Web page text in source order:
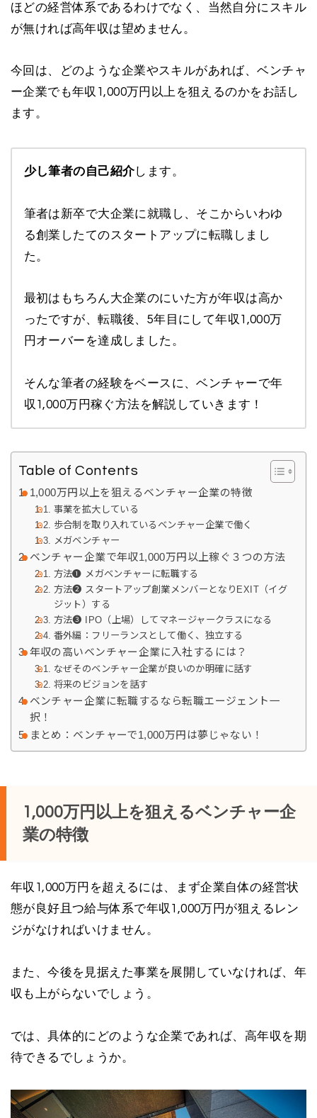
ほどの経営体系であるわけでなく、当然自分にスキル
が無ければ高年収は望めません。
今回は、どのような企業やスキルがあれば、ベンチャ
ー企業でも年収1,000万円以上を狙えるのかをお話し
ます。
少し筆者の自己紹介します。
筆者は新卒で大企業に就職し、そこからいわゆ
る創業したてのスタートアップに転職しまし
た。
最初はもちろん大企業のにいた方が年収は高か
ったですが、転職後、5年目にして年収1,000万
円オーバーを達成しました。
そんな筆者の経験をベースに、ベンチャーで年
収1,000万円稼ぐ方法を解説していきます！
Table of Contents
1,000万円以上を狙えるベンチャー企業の特徴
事業を拡大している
歩合制を取り入れているベンチャー企業で働く
メガベンチャー
ベンチャー企業で年収1,000万円以上稼ぐ３つの方法
方法❶ メガベンチャーに転職する
方法❷ スタートアップ創業メンバーとなりEXIT（イグ
ジット）する
方法❸ IPO（上場）してマネージャークラスになる
番外編：フリーランスとして働く、独立する
年収の高いベンチャー企業に入社するには？
なぜそのベンチャー企業が良いのか明確に話す
将来のビジョンを話す
ベンチャー企業に転職するなら転職エージェント一
択！
まとめ：ベンチャーで1,000万円は夢じゃない！
1,000万円以上を狙えるベンチャー企
業の特徴
年収1,000万円を超えるには、まず企業自体の経営状
態が良好且つ給与体系で年収1,000万円が狙えるレン
ジがなければいけません。
また、今後を見据えた事業を展開していなければ、年
収も上がらないでしょう。
では、具体的にどのような企業であれば、高年収を期
待できるでしょうか。